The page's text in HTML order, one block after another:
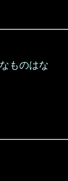
ものはな